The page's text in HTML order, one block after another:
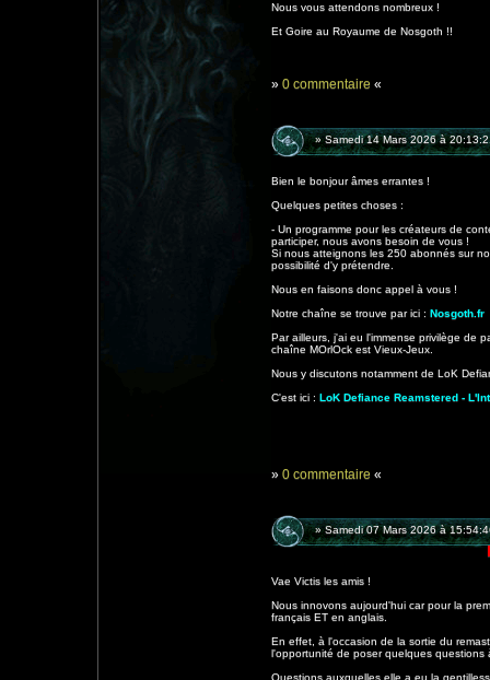
Nous vous attendons nombreux !
Et Goire au Royaume de Nosgoth !!
» 0 commentaire «
» Samedi 14 Mars 2026 à
Bien le bonjour âmes errantes !
Quelques petites choses :
- Un programme pour les créateurs de
participer, nous avons besoin de vous !
Si nous atteignons les 250 abonnés sur
possibilité d'y prétendre.
Nous en faisons donc appel à vous !
Notre chaîne se trouve par ici : Nosgoth.fr
Par ailleurs, j'ai eu l'immense privilège de
chaîne MOrlOck est Vieux-Jeux.
Nous y discutons notamment de LoK
C'est ici : LoK Defiance Reamstered -
» 0 commentaire «
» Samedi 07 Mars 2026 à
Vae Victis les amis !
Nous innovons aujourd'hui car pour la
français ET en anglais.
En effet, à l'occasion de la sortie du
l'opportunité de poser quelques questions
Questions auxquelles elle a eu la